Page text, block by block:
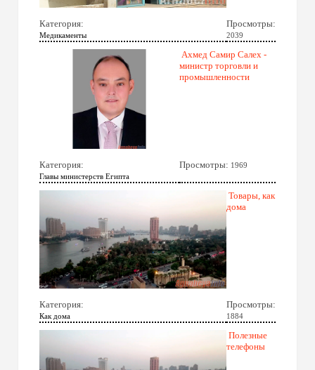
Категория:
Медикаменты
Просмотры:
2039
Ахмед Самир Салех -
министр торговли и
промышленности
Категория:
Главы министерств Египта
Просмотры: 1969
Товары, как
дома
Категория:
Как дома
Просмотры:
1884
Полезные
телефоны